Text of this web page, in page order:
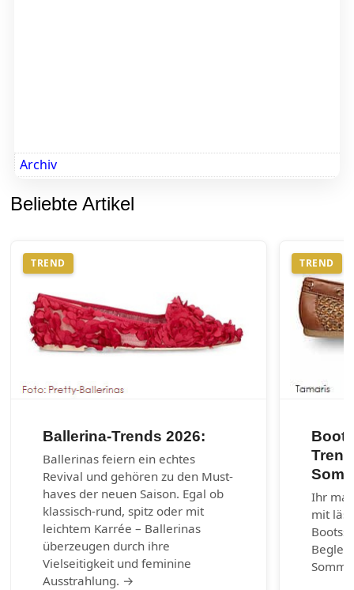
Archiv
Beliebte Artikel
TREND
Ballerina-Trends 2026:
Ballerinas feiern ein echtes
Revival und gehören zu den Must-
haves der neuen Saison. Egal ob
klassisch-rund, spitz oder mit
leichtem Karrée – Ballerinas
überzeugen durch ihre
Vielseitigkeit und feminine
Ausstrahlung. →
TREND
Ihr
mit